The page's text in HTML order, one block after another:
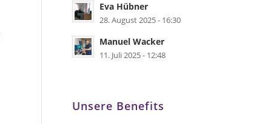
Eva Hübner
28. August 2025 - 16:30
Manuel Wacker
11. Juli 2025 - 12:48
Unsere Benefits